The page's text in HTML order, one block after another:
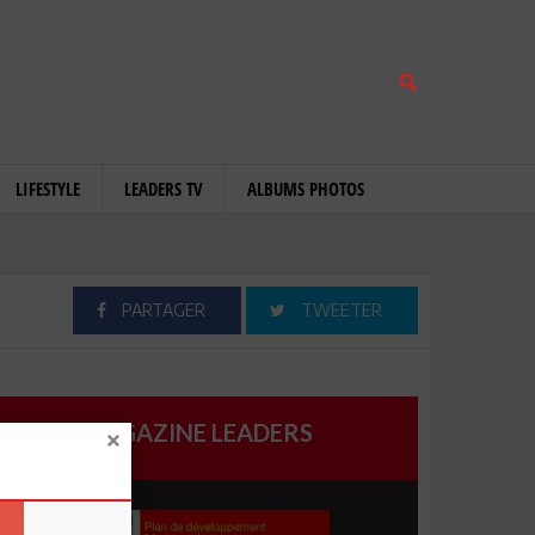
LIFESTYLE LEADERS TV ALBUMS PHOTOS
PARTAGER TWEETER
MAGAZINE LEADERS